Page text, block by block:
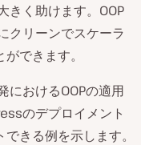
きく助けます。OOP
クリーンでスケーラ
できます。
におけるOOPの適用
のデプロイメント
きる例を示します。